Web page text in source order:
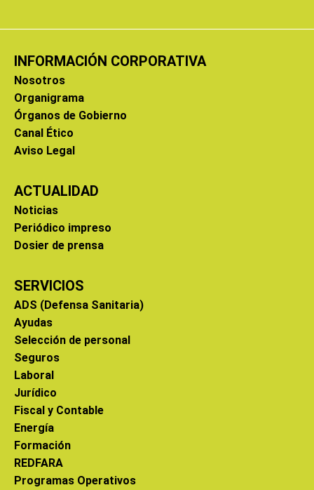
INFORMACIÓN CORPORATIVA
Nosotros
Organigrama
Órganos de Gobierno
Canal Ético
Aviso Legal
ACTUALIDAD
Noticias
Periódico impreso
Dosier de prensa
SERVICIOS
ADS (Defensa Sanitaria)
Ayudas
Selección de personal
Seguros
Laboral
Jurídico
Fiscal y Contable
Energía
Formación
REDFARA
Programas Operativos